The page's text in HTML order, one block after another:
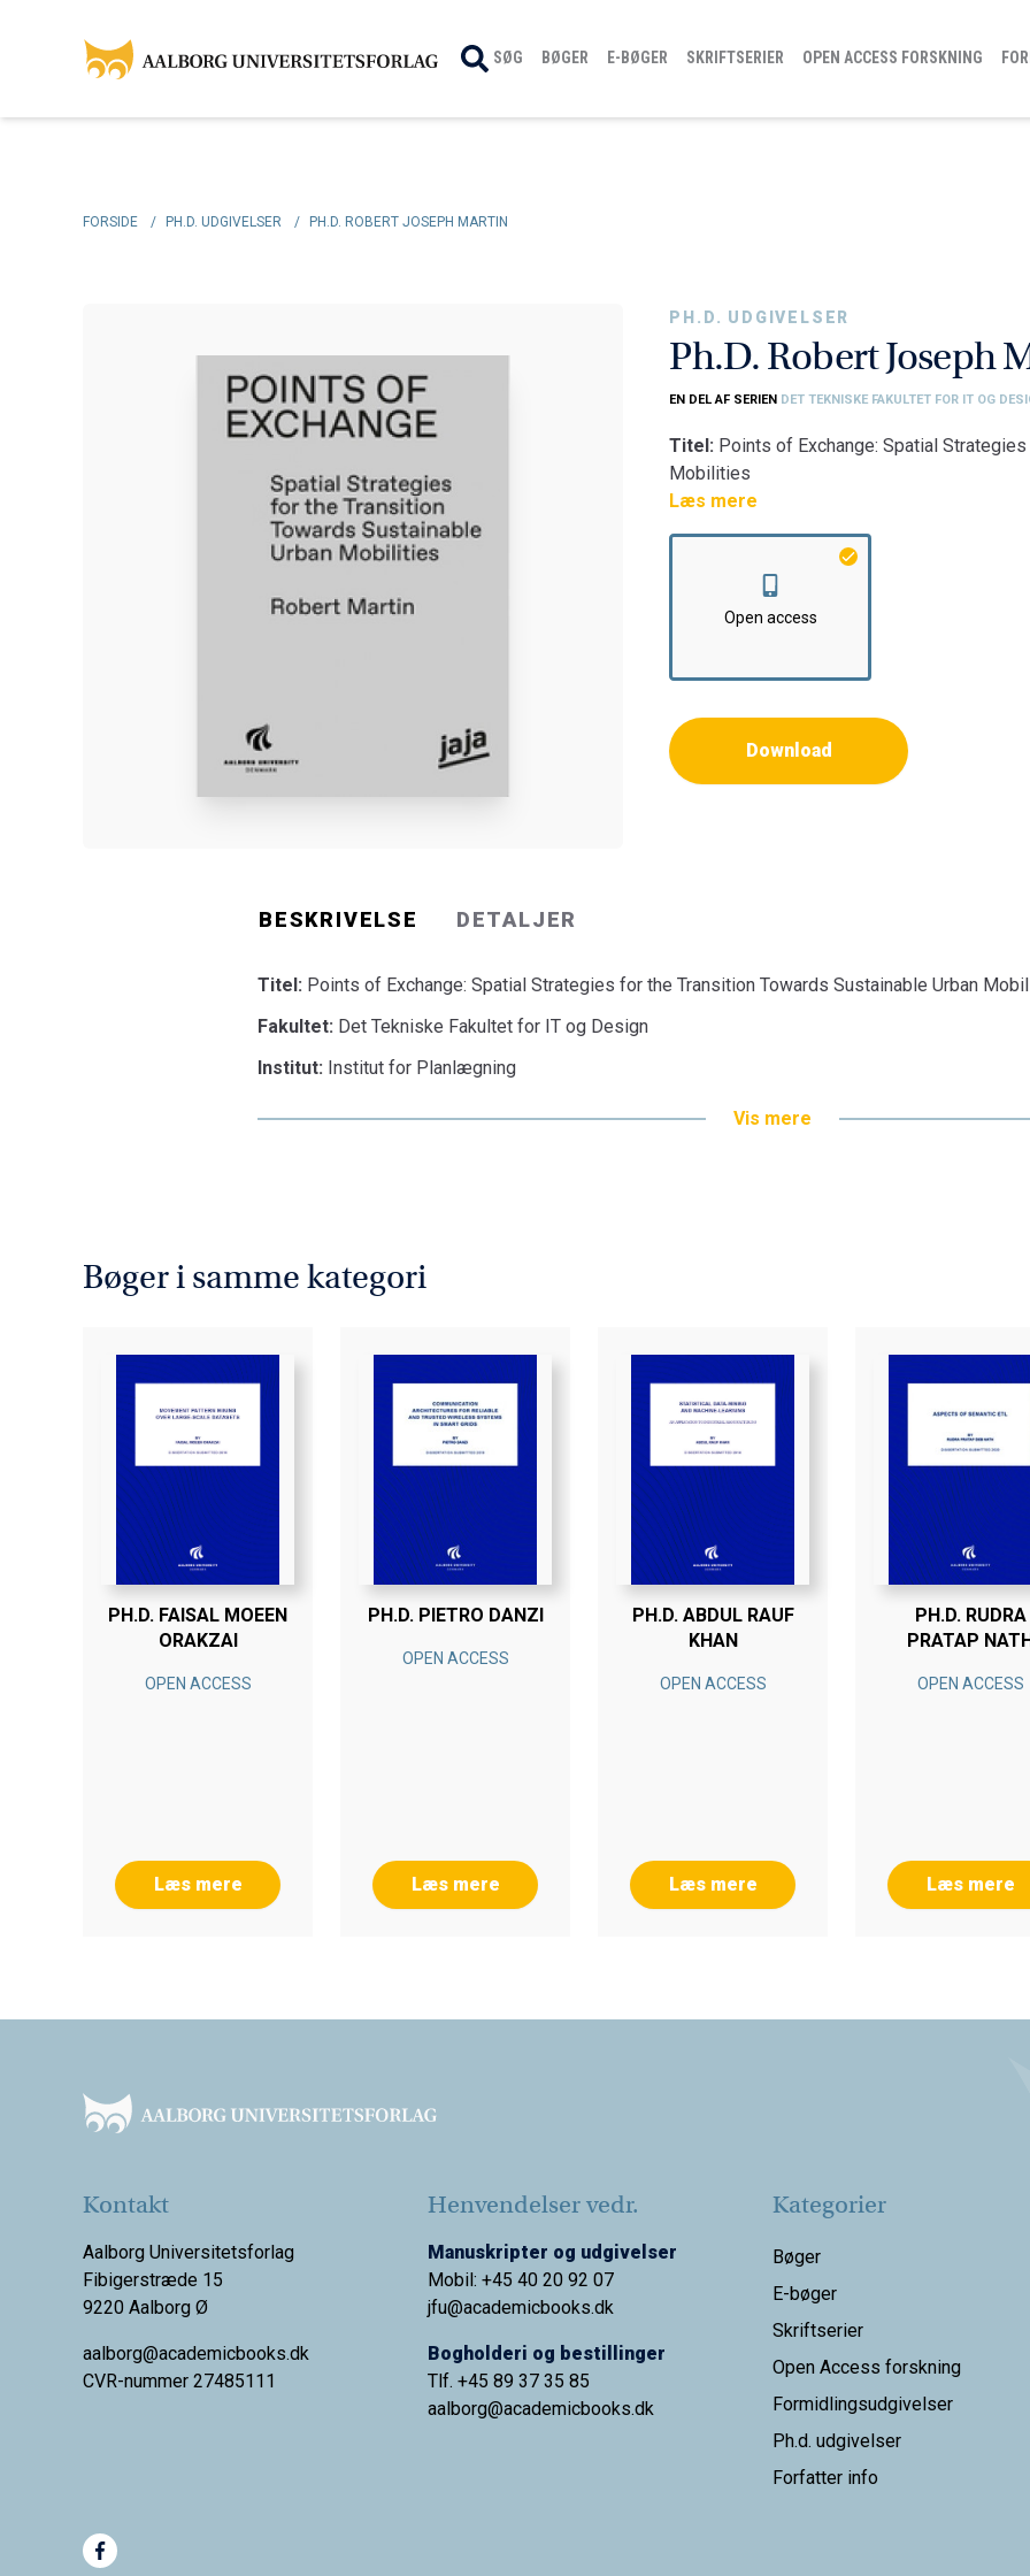
SØG BØGER E-BØGER SKRIFTSERIER OPEN ACCESS FORSKNING
FORSIDE / PH.D. UDGIVELSER / PH.D. ROBERT JOSEPH MARTIN
PH.D. UDGIVELSER
Ph.D. Robert Joseph
EN DEL AF SERIEN DET TEKNISKE FAKULTET FOR IT OG
Titel: Points of Exchange: Spatial
Mobilities
Fakultet:Det Tekniske Fakultet for IT og
Institut:Institut for Planlægning
Læs mere
Open access
Download
BESKRIVELSE DETALJER
Titel: Points of Exchange: Spatial Strategies for the Transition Towards Sustainable Urban
Fakultet: Det Tekniske Fakultet for IT og Design
Institut: Institut for Planlægning
Vis mere
Bøger i samme kategori
PH.D. FAISAL MOEEN
ORAKZAI
OPEN ACCESS
Læs mere
PH.D. PIETRO DANZI
OPEN ACCESS
Læs mere
PH.D. ABDUL RAUF
KHAN
OPEN ACCESS
Læs mere
PH.D. RUDRA
PRATAP
OPEN ACCESS
Læs mere
Kontakt
Aalborg Universitetsforlag
Fibigerstræde 15
9220 Aalborg Ø
aalborg@academicbooks.dk
CVR-nummer 27485111
Henvendelser vedr.
Manuskripter og udgivelser
Mobil: +45 40 20 92 07
jfu@academicbooks.dk
Bogholderi og bestillinger
Tlf. +45 89 37 35 85
aalborg@academicbooks.dk
Kategorier
Bøger
E-bøger
Skriftserier
Open Access forskning
Formidlingsudgivelser
Ph.d. udgivelser
Forfatter info